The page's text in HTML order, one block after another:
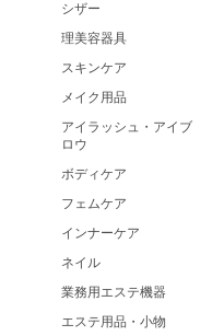
シザー
理美容器具
スキンケア
メイク用品
アイラッシュ・アイブ
ロウ
ボディケア
フェムケア
インナーケア
ネイル
業務用エステ機器
エステ用品・小物